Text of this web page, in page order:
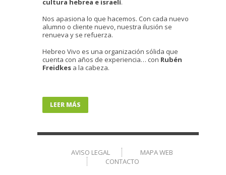
cultura hebrea e israelí.
Nos apasiona lo que hacemos. Con cada nuevo
alumno o cliente nuevo, nuestra ilusión se
renueva y se refuerza.
Hebreo Vivo es una organización sólida que
cuenta con años de experiencia… con Rubén
Freidkes a la cabeza.
LEER MÁS
AVISO LEGAL
MAPA WEB
CONTACTO